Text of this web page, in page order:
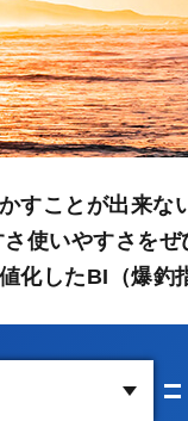
すことが出来な
使いやすさを
化したBI（爆釣